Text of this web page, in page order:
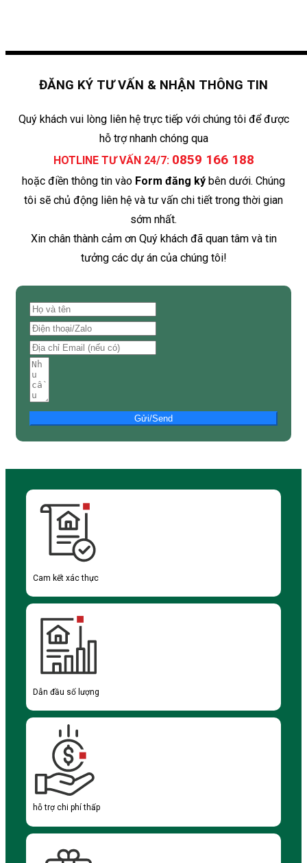
ĐĂNG KÝ TƯ VẤN & NHẬN THÔNG TIN
Quý khách vui lòng liên hệ trực tiếp với chúng tôi để được
hỗ trợ nhanh chóng qua
HOTLINE TƯ VẤN 24/7: 0859 166 188
hoặc điền thông tin vào Form đăng ký bên dưới. Chúng
tôi sẽ chủ động liên hệ và tư vấn chi tiết trong thời gian
sớm nhất.
Xin chân thành cảm ơn Quý khách đã quan tâm và tin
tưởng các dự án của chúng tôi!
Gửi/Send
Cam kết xác thực
Dẫn đầu số lượng
hỗ trợ chi phí thấp